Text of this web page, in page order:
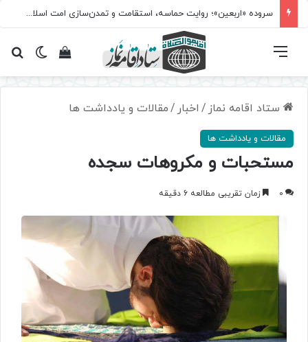
سروده‌ «اربعین»؛ روایت حماسه، استقامت و تمدن‌سازی امت اسلامی
تغییرمشاهده فهرست
ستاد اقامه نماز / اخبار /مقالات و یادداشت ها
مقالات و یادداشت ها
مستحبات و مکروهات سجده
0 زمان تقریبی مطالعه 6 دقیقه